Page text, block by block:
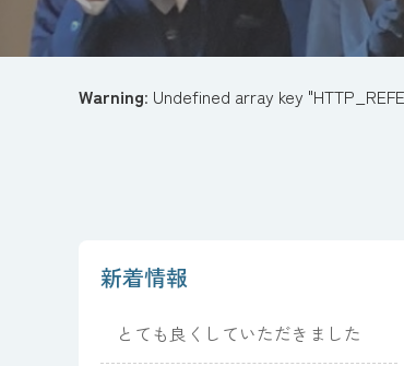
Warning: Undefined array key
新着情報
とても良くしていただきました